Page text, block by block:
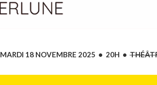
MARDI 18 NOVEMBRE 2025 • 20H •